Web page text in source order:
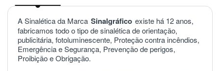
A Sinalética da Marca Sinalgráfico existe há 12 anos,
fabricamos todo o tipo de sinalética de orientação,
publicitária, fotoluminescente, Proteção contra incêndios,
Emergência e Segurança, Prevenção de perigos,
Proibição e Obrigação.